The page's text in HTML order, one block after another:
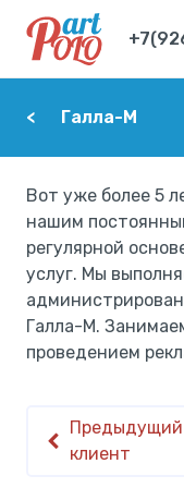
Галла-М
Вот уже более 5
нашим
регулярной
услуг. Мы
Галла-М.
проведением
Предыдущий
клиент